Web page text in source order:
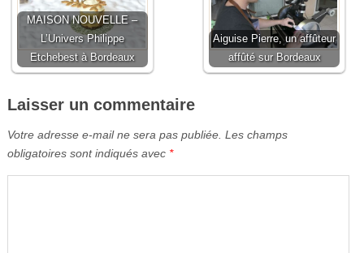
MAISON NOUVELLE –
L’Univers Philippe
Etchebest à Bordeaux
Aiguise Pierre, un affûteur
affûté sur Bordeaux
Laisser un commentaire
Votre adresse e-mail ne sera pas publiée. Les champs
obligatoires sont indiqués avec *